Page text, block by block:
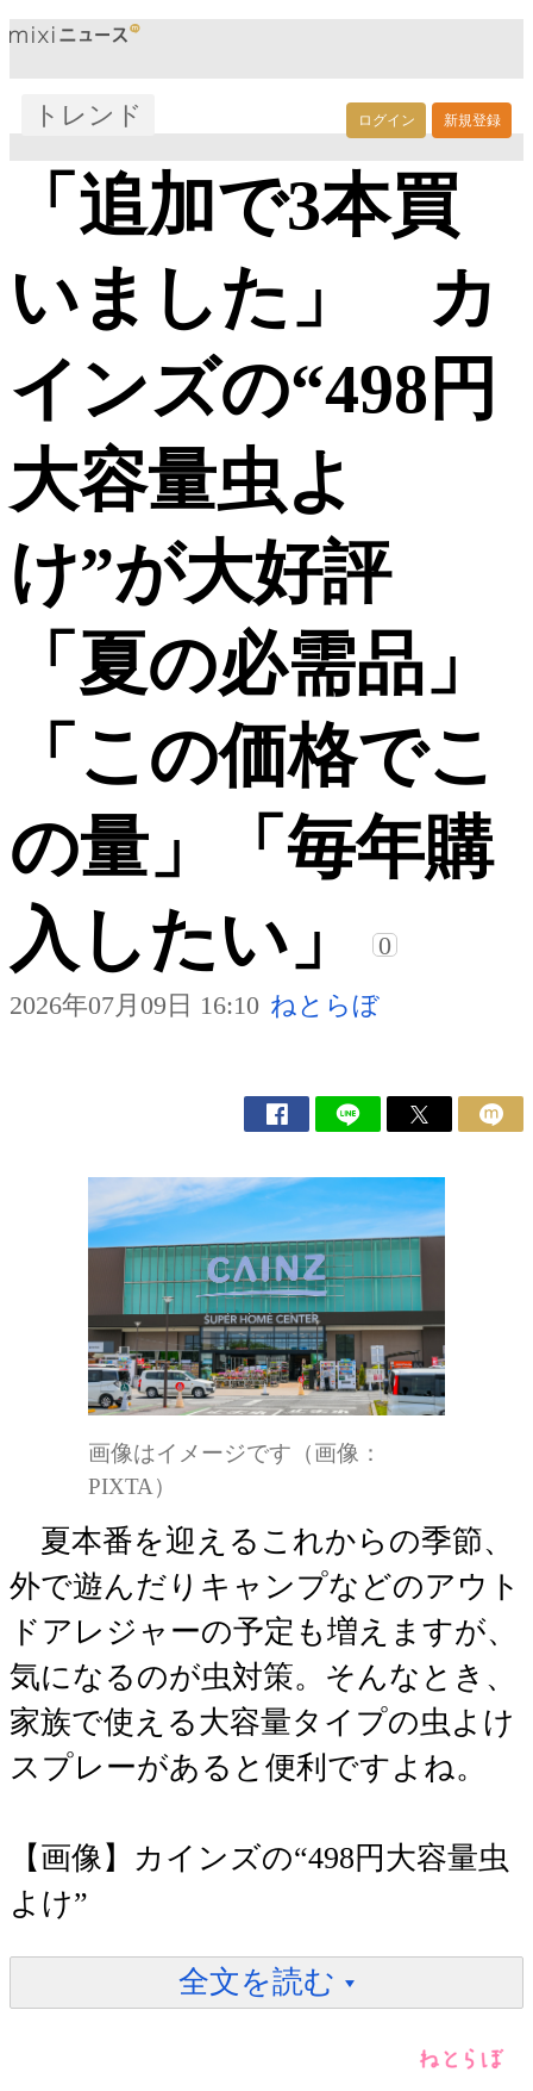
ログイン 新規登録
トレンド
「追加で3本買
いました」 カ
インズの“498円
大容量虫よ
け”が大好評
「夏の必需品」
「この価格でこ
の量」「毎年購
入したい」
0
2026年07月09日 16:10 ねとらぼ
画像はイメージです（画像：
PIXTA）
夏本番を迎えるこれからの季節、
外で遊んだりキャンプなどのアウト
ドアレジャーの予定も増えますが、
気になるのが虫対策。そんなとき、
家族で使える大容量タイプの虫よけ
スプレーがあると便利ですよね。
【画像】カインズの“498円大容量虫
よけ”
全文を読む